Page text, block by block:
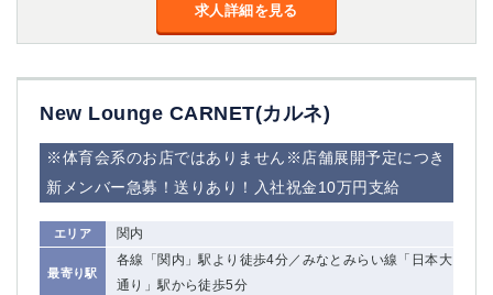
求人詳細を見る
New Lounge CARNET(カルネ)
※体育会系のお店ではありません※店舗展開予定につき
新メンバー急募！送りあり！入社祝金10万円支給
エリア 関内
最寄り駅
各線「関内」駅より徒歩4分／みなとみらい線「日本大
通り」駅から徒歩5分
大井町
下赤塚
荻窪
浅草
新小岩
幡ヶ谷
湯島
久米川
市川